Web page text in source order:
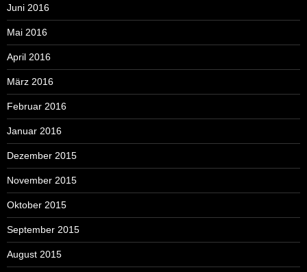
Juni 2016
Mai 2016
April 2016
März 2016
Februar 2016
Januar 2016
Dezember 2015
November 2015
Oktober 2015
September 2015
August 2015